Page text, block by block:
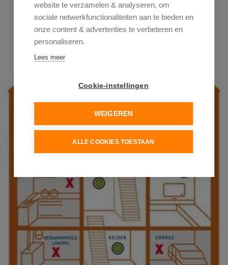
website te verzamelen & analyseren, om
sociale netwerkfunctionaliteiten aan te bieden en
onze content & advertenties te verbeteren en
personaliseren.
Lees meer
Cookie-instellingen
WEIGEREN
ALLE COOKIES TOESTAAN